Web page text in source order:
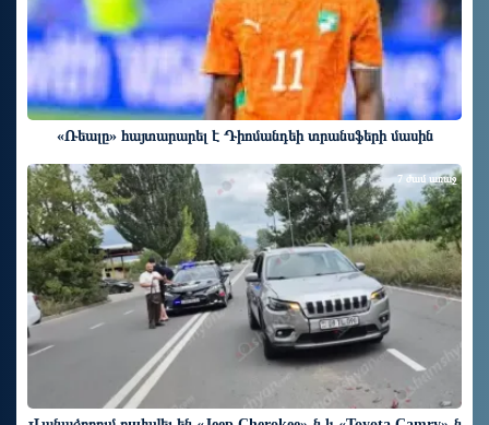
«Ռեալը» հայտարարել է Դիոմանդեի տրանսֆերի մասին
7 ժամ առաջ